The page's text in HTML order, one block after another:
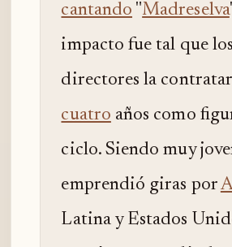
cantando "Madreselva
impacto fue tal que los
directores la
cuatro años como
ciclo. Siendo muy
emprendió giras por
Latina y Estados